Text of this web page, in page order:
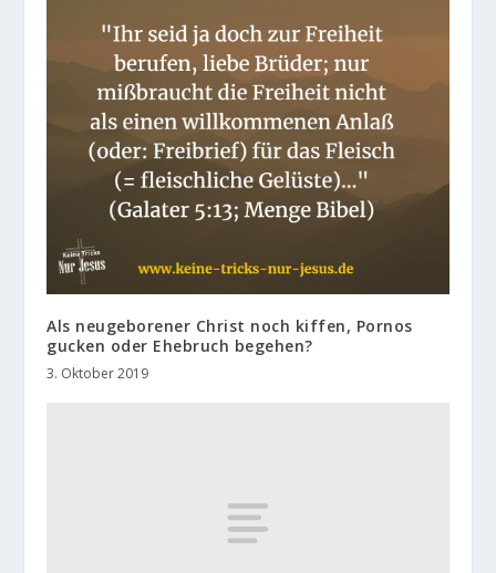
Als neugeborener Christ noch kiffen, Pornos
gucken oder Ehebruch begehen?
3. Oktober 2019